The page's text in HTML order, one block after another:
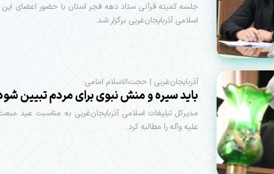
جلسه کمیته قرآنی ستاد دهه فجر استان با حضور اعضای این
اسلامی آذربایجان‌غربی برگزار شد.
آذربایجان‌غربی | حجت‌الاسلام امامی:
باید سیره و منش نبوی برای مردم تبیین
مدیرکل تبلیغات اسلامی آذربایجان‌غربی به مناسبت عید
علیه وآله را مطالبه کرد.